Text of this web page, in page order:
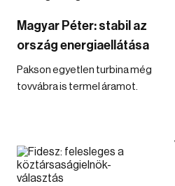
Magyar Péter: stabil az
ország energiaellátása
Pakson egyetlen turbina még
tovvábra is termel áramot.